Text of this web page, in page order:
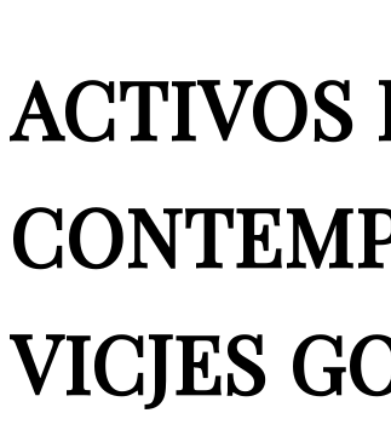
ACTIVOS
VICJES